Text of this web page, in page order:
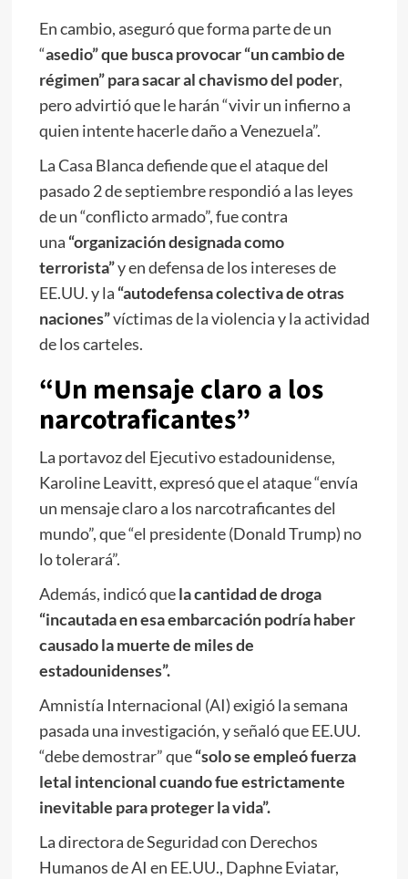
En cambio, aseguró que forma parte de un
“asedio” que busca provocar “un cambio de
régimen” para sacar al chavismo del poder,
pero advirtió que le harán “vivir un infierno a
quien intente hacerle daño a Venezuela”.
La Casa Blanca defiende que el ataque del
pasado 2 de septiembre respondió a las leyes
de un “conflicto armado”, fue contra
una “organización designada como
terrorista”y en defensa de los intereses de
EE.UU. y la “autodefensa colectiva de otras
naciones”víctimas de la violencia y la actividad
de los carteles.
“Un mensaje claro a los
narcotraficantes”
La portavoz del Ejecutivo estadounidense,
Karoline Leavitt, expresó que el ataque “envía
un mensaje claro a los narcotraficantes del
mundo”, que “el presidente (Donald Trump) no
lo tolerará”.
Además, indicó quela cantidad de droga
“incautada en esa embarcación podría haber
causado la muerte de miles de
estadounidenses”.
Amnistía Internacional (AI) exigió la semana
pasada una investigación, y señaló que EE.UU.
“debe demostrar” que“solo se empleó fuerza
letal intencional cuando fue estrictamente
inevitable para proteger la vida”.
La directora de Seguridad con Derechos
Humanos de AI en EE.UU., Daphne Eviatar,